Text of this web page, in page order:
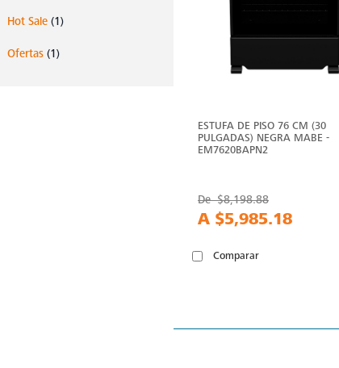
Hot Sale (1)
Ofertas (1)
ESTUFA DE PISO 76 CM (30
PULGADAS) NEGRA MABE -
EM7620BAPN2
De$8,198.88
A $5,985.18
Comparar